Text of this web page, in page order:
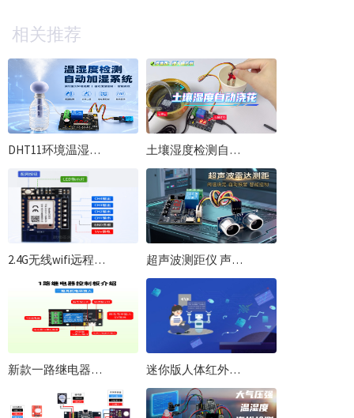
相关推荐
DHT11环境温湿度检测实验上下限设置自动控制 加湿喷雾使用资料 土壤湿度检测自动浇花实验上下限设置校准 自动抽水灌溉学习教程
2.4G无线wifi远程控制模块配网教程物联网继电器控制一体wifi远程模块 超声波测距仪 声波雷达测距报警 上下限设置自动控制 扩展板使用资料
新款一路继电器控制板 高低电平触发 板载K跳帽供电 迷你版人体红外传感器免编程实验教程